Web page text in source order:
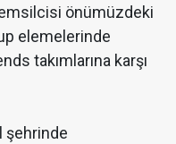
önümüzdeki
elemelerinde
takımlarına karşı
şehrinde